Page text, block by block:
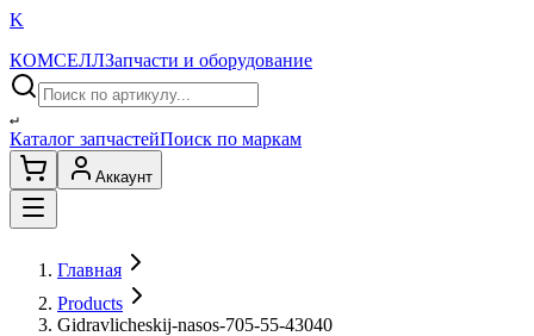
K
КОМСЕЛЛЗапчасти и оборудование
↵
Каталог запчастейПоиск по маркам
Аккаунт
Главная
Products
Gidravlicheskij-nasos-705-55-43040